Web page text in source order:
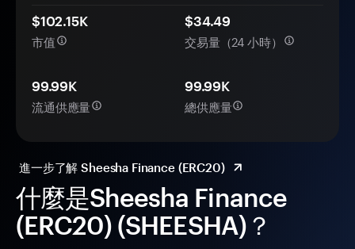
什麼是Sheesha Finance
(ERC20) (SHEESHA)？
$102.15K
市值
$34.49
交易量（24 小時）
99.99K
流通供應量
99.99K
總供應量
進一步了解 Sheesha Finance (ERC20)